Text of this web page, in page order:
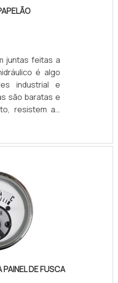
juntas feitas a
é algo
industrial e
são baratas e
resistem ao
altas
bem
com
tipos de
água até
como maioria
em
a junta de
também
.
DE FUSCA